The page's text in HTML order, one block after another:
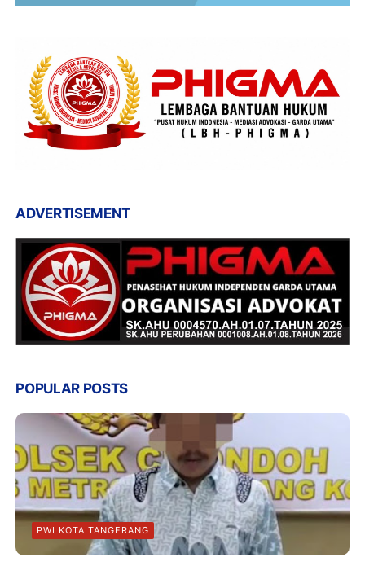
ADVERTISEMENT
POPULAR POSTS
PWI KOTA TANGERANG